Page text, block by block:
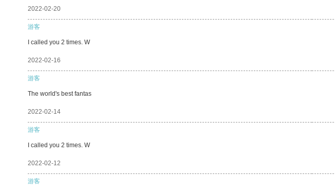
2022-02-20
游客
I called you 2 times. W
2022-02-16
游客
The world's best fantas
2022-02-14
游客
I called you 2 times. W
2022-02-12
游客